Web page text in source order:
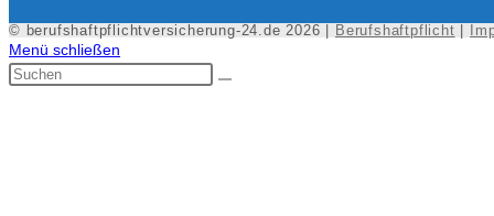
© berufshaftpflichtversicherung-24.de 2026 | Berufshaftpflicht
Menü schließen